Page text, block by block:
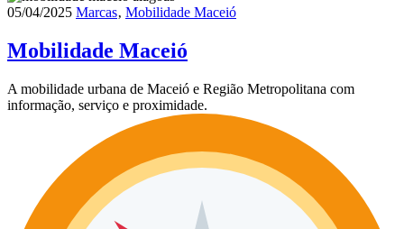
05/04/2025 Marcas‚ Mobilidade Maceió
Mobilidade Maceió
A mobilidade urbana de Maceió e Região Metropolitana com
informação, serviço e proximidade.